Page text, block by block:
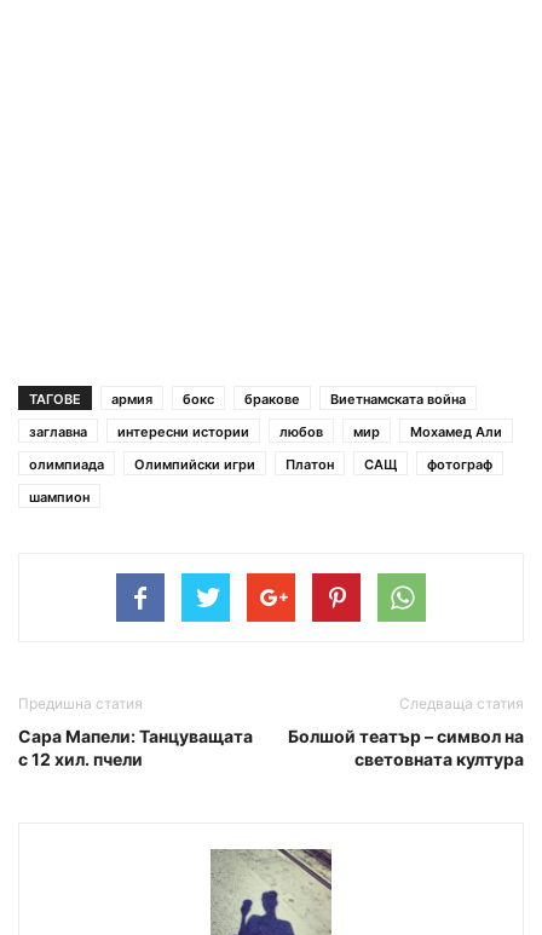
ТАГОВЕ армия бокс бракове
Виетнамската война
заглавна
интересни истории любов мир
Мохамед Али
олимпиада
Олимпийски игри Платон САЩ
фотограф
шампион
Предишна статия
Сара Мапели: Танцуващата
с 12 хил. пчели
Следваща статия
Болшой театър – символ на
световната култура